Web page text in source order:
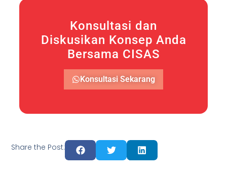
Konsultasi dan
Diskusikan Konsep Anda
Bersama CISAS
Konsultasi Sekarang
Share the Post: